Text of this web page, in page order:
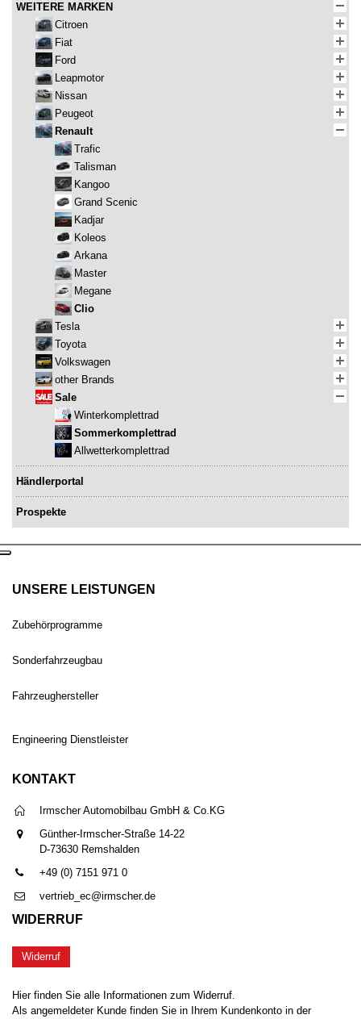
WEITERE MARKEN
Citroen
Fiat
Ford
Leapmotor
Nissan
Peugeot
Renault
Trafic
Talisman
Kangoo
Grand Scenic
Kadjar
Koleos
Arkana
Master
Megane
Clio
Tesla
Toyota
Volkswagen
other Brands
Sale
Winterkomplettrad
Sommerkomplettrad
Allwetterkomplettrad
Händlerportal
Prospekte
UNSERE LEISTUNGEN
Zubehörprogramme
Sonderfahrzeugbau
Fahrzeughersteller
Engineering Dienstleister
KONTAKT
Irmscher Automobilbau GmbH & Co.KG
Günther-Irmscher-Straße 14-22
D-73630 Remshalden
+49 (0) 7151 971 0
vertrieb_ec@irmscher.de
WIDERRUF
Widerruf
Hier finden Sie alle Informationen zum Widerruf.
Als angemeldeter Kunde finden Sie in Ihrem Kundenkonto in der